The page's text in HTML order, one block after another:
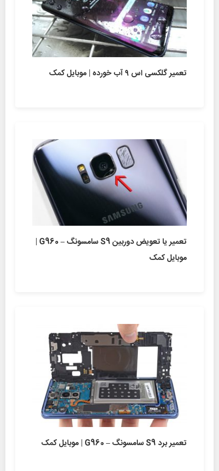
تعمیر گلکسی اس ۹ آب خورده | موبایل کمک
تعمیر یا تعویض دوربین S9 سامسونگ – G960 |
موبایل کمک
تعمیر برد S9 سامسونگ – G960 | موبایل کمک